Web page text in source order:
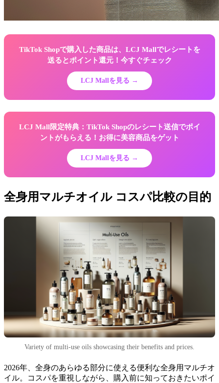
TikTok Shopで購入した商品は、LCJ Mallでレシートを
送るとポイント還元！今すぐチェック
LCJ Mallを見る →
LCJ Mall限定特典：TikTok Shopのレシート送信でポイ
ントがもらえる！お得に美容商品をゲット
LCJ Mallを見る →
全身用マルチオイル コスパ比較の目的
Variety of multi-use oils showcasing their benefits and prices.
2026年、全身のあらゆる部分に使える便利な全身用マルチオ
イル。コスパを重視しながら、購入前に知っておきたいポイ